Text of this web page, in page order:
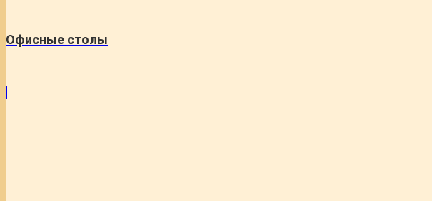
Офисные столы